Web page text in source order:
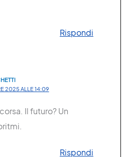
Rispondi
2025 ALLE 14:09
Il futuro? Un
Rispondi